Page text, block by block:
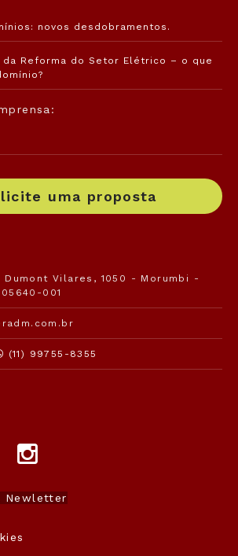
novos desdobramentos.
da Reforma do Setor Elétrico – o que
uma proposta
Dumont Vilares, 1050 - Morumbi -
001
(11) 99755-8355
Newletter